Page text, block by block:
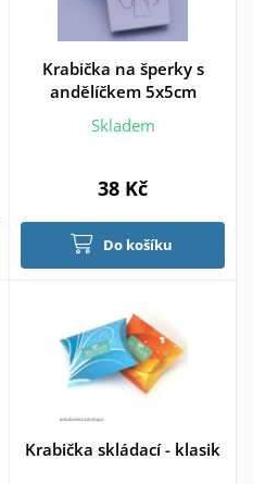
Krabička na šperky s
andělíčkem 5x5cm
Skladem
38 Kč
Do košíku
Krabička skládací - klasik